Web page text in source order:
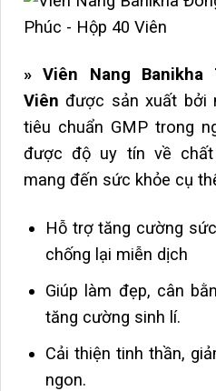
» Viên Nang Banikha
Viên được sản xuất bởi
tiêu chuẩn GMP trong
được độ uy tín về
mang đến sức khỏe cụ
Hỗ trợ tăng cường
chống lại miễn dịch
Giúp làm đẹp, cân
tăng cường sinh lí.
Cải thiện tinh thần,
ngon.